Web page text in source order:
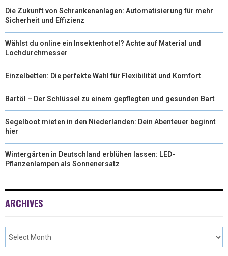
Die Zukunft von Schrankenanlagen: Automatisierung für mehr
Sicherheit und Effizienz
Wählst du online ein Insektenhotel? Achte auf Material und
Lochdurchmesser
Einzelbetten: Die perfekte Wahl für Flexibilität und Komfort
Bartöl – Der Schlüssel zu einem gepflegten und gesunden Bart
Segelboot mieten in den Niederlanden: Dein Abenteuer beginnt
hier
Wintergärten in Deutschland erblühen lassen: LED-
Pflanzenlampen als Sonnenersatz
ARCHIVES